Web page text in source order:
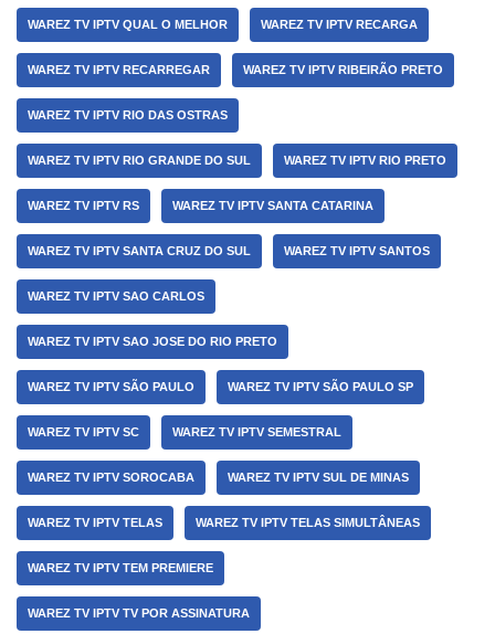
WAREZ TV IPTV QUAL O MELHOR WAREZ TV IPTV RECARGA
WAREZ TV IPTV RECARREGAR WAREZ TV IPTV RIBEIRÃO PRETO
WAREZ TV IPTV RIO DAS OSTRAS
WAREZ TV IPTV RIO GRANDE DO SUL WAREZ TV IPTV RIO PRETO
WAREZ TV IPTV RS WAREZ TV IPTV SANTA CATARINA
WAREZ TV IPTV SANTA CRUZ DO SUL WAREZ TV IPTV SANTOS
WAREZ TV IPTV SAO CARLOS
WAREZ TV IPTV SAO JOSE DO RIO PRETO
WAREZ TV IPTV SÃO PAULO WAREZ TV IPTV SÃO PAULO SP
WAREZ TV IPTV SC WAREZ TV IPTV SEMESTRAL
WAREZ TV IPTV SOROCABA WAREZ TV IPTV SUL DE MINAS
WAREZ TV IPTV TELAS WAREZ TV IPTV TELAS SIMULTÂNEAS
WAREZ TV IPTV TEM PREMIERE
WAREZ TV IPTV TV POR ASSINATURA